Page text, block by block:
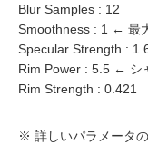
Blur Samples : 12
Smoothness : 1 ← 最
Specular Strength :
Rim Power : 5.5 ← シ
Rim Strength : 0.421
※ 詳しいパラメータ